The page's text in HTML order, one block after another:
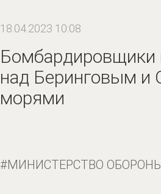
18.04.2023 10:08
Бомбардировщики
над Беринговым и
морями
МИНИСТЕРСТВО